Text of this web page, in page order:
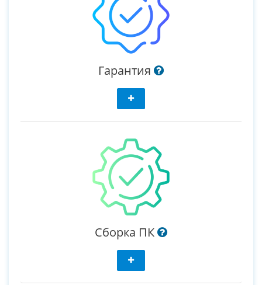
Гарантия
Сборка ПК